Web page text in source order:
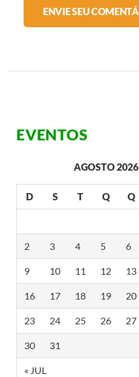
EVENTOS
AGOSTO 2026
D S T Q Q
2 3 4 5 6
9 10 11 12 13
16 17 18 19 20
23 24 25 26 27
30 31
« JUL